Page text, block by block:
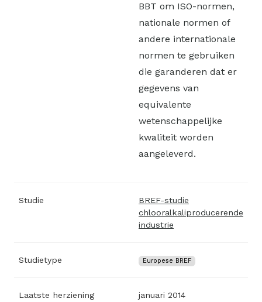
BBT om ISO-normen,
nationale normen of
andere internationale
normen te gebruiken
die garanderen dat er
gegevens van
equivalente
wetenschappelijke
kwaliteit worden
aangeleverd.
Studie
BREF-studie
chlooralkaliproducerende
industrie
Studietype Europese BREF
Laatste herziening
januari 2014